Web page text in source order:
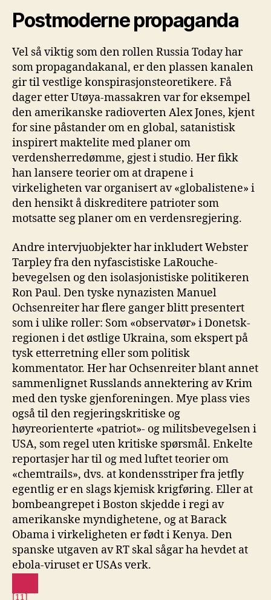
Postmoderne propaganda
Vel så viktig som den rollen Russia Today har
som propagandakanal, er den plassen kanalen
gir til vestlige konspirasjonsteoretikere. Få
dager etter Utøya-massakren var for eksempel
den amerikanske radioverten Alex Jones, kjent
for sine påstander om en global, satanistisk
inspirert maktelite med planer om
verdensherredømme, gjest i studio. Her fikk
han lansere teorier om at drapene i
virkeligheten var organisert av «globalistene» i
den hensikt å diskreditere patrioter som
motsatte seg planer om en verdensregjering.
Andre intervjuobjekter har inkludert Webster
Tarpley fra den nyfascistiske LaRouche-
bevegelsen og den isolasjonistiske politikeren
Ron Paul. Den tyske nynazisten Manuel
Ochsenreiter har flere ganger blitt presentert
som i ulike roller: Som «observatør» i Donetsk-
regionen i det østlige Ukraina, som ekspert på
tysk etterretning eller som politisk
kommentator. Her har Ochsenreiter blant annet
sammenlignet Russlands annektering av Krim
med den tyske gjenforeningen. Mye plass vies
også til den regjeringskritiske og
høyreorienterte «patriot»- og militsbevegelsen i
USA, som regel uten kritiske spørsmål. Enkelte
reportasjer har til og med luftet teorier om
«chemtrails», dvs. at kondensstriper fra jetfly
egentlig er en slags kjemisk krigføring. Eller at
bombeangrepet i Boston skjedde i regi av
amerikanske myndighetene, og at Barack
Obama i virkeligheten er født i Kenya. Den
spanske utgaven av RT skal sågar ha hevdet at
ebola-viruset er USAs verk.
[11]